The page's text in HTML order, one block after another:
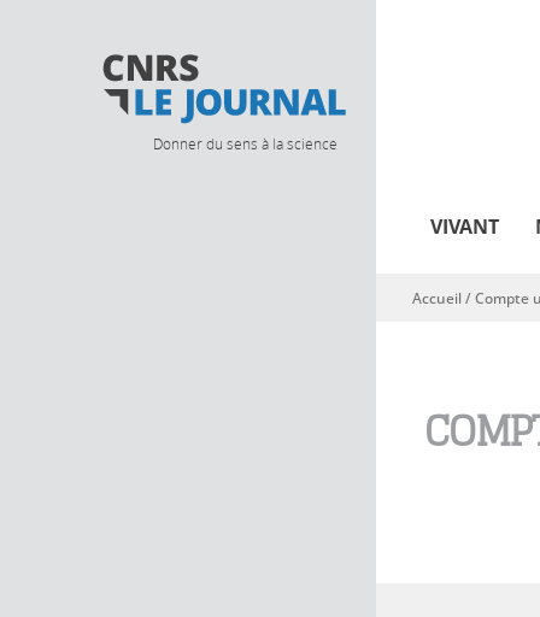
Donner du sens à la science
VIVANT
Vous êtes ici
Accueil/Compte